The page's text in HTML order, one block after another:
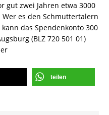
gut zwei Jahren etwa 3000
es den Schmuttertalern
das Spendenkonto 300
(BLZ 720 501 01)
teilen